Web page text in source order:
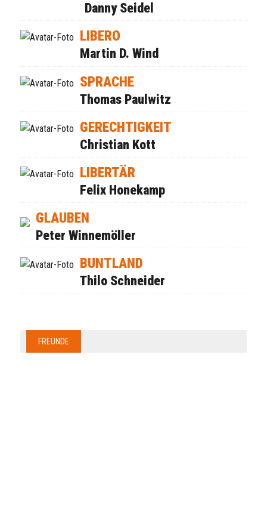
Danny Seidel
LIBERO
Martin D. Wind
SPRACHE
Thomas Paulwitz
GERECHTIGKEIT
Christian Kott
LIBERTÄR
Felix Honekamp
GLAUBEN
Peter Winnemöller
BUNTLAND
Thilo Schneider
FREUNDE